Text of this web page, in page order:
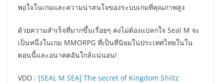
พอใจในเกมและความน่าสนใจของระบบเกมที่คุณภาพสูง
ด้วยความสำเร็จที่มากขึ้นเรื่อยๆ คงไม่ต้องแปลกใจ Seal M จะ
เป็นหนึ่งในเกม MMORPG ที่เป็นที่นิยมในประเทศไทยในใน
ตอนนี้และอนาคตอันใกล้แน่นอน!
VDO : [SEAL M SEA] The secret of Kingdom Shiltz